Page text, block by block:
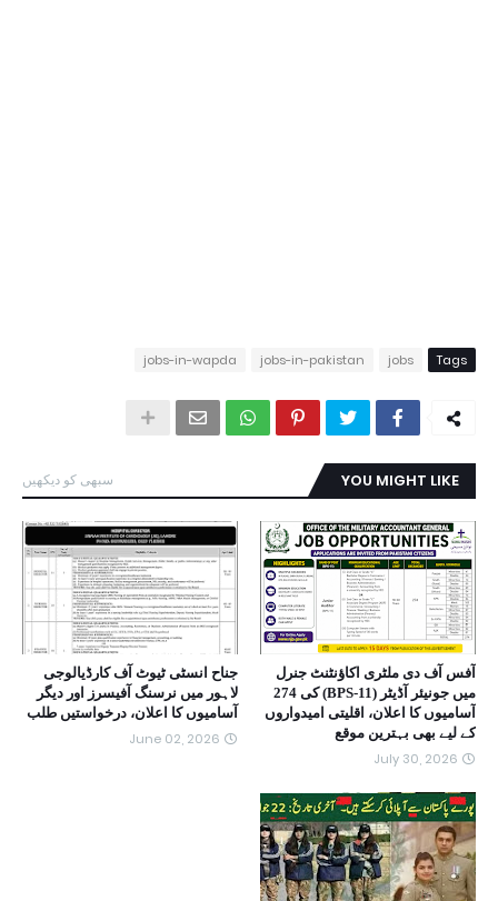
Tags
jobs
jobs-in-pakistan
jobs-in-wapda
YOU MIGHT LIKE سبھی کو دیکھیں
آفس آف دی ملٹری اکاؤنٹنٹ جنرل
میں جونیئر آڈیٹر (BPS-11) کی 274
آسامیوں کا اعلان، اقلیتی امیدواروں
کے لیے بھی بہترین موقع
July 30, 2026
جناح انسٹی ٹیوٹ آف کارڈیالوجی
لاہور میں نرسنگ آفیسرز اور دیگر
آسامیوں کا اعلان، درخواستیں طلب
June 02, 2026